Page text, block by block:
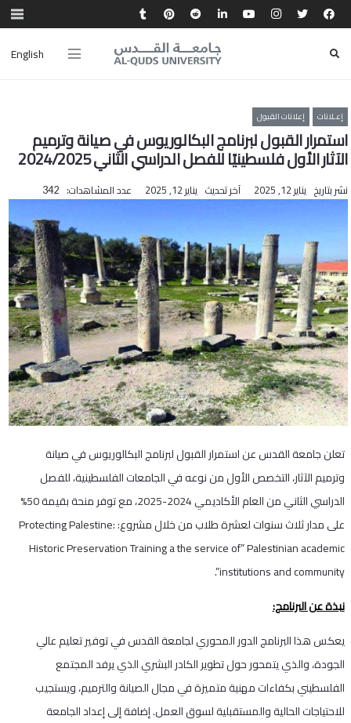
English
إعـلانات إعلانات القبول
استمرار القبول لبرنامج البكالوريوس في صيانة وترميم
الآثار الأول فلسطينيًا للفصل الدراسي الثاني 2024/2025
نشر بتاريخ يناير 12, 2025 آخر تحديث يناير 12, 2025 عدد المشاهدات: 342
تعلن جامعة القدس عن استمرار القبول لبرنامج البكالوريوس في صيانة
وترميم الآثار، التخصص الأول من نوعه في الجامعات الفلسطينية، للفصل
الدراسي الثاني من العام الأكاديمي 2024-2025، مع توفر منحة بقيمة 50%
على مدار ثلاث سنوات لعشرة طلاب من خلال مشروع: Protecting Palestine:
Historic Preservation Training a the service of” Palestinian academic
institutions and community”.
نبذة عن البرنامج:
يعكس هذا البرنامج الدور المحوري لجامعة القدس في توفير تعليم عالي
الجودة، والذي يتمحور حول تطوير الكادر البشري الذي يرفد المجتمع
الفلسطيني بكفاءات مهنية متميزة في مجال الصيانة والترميم، ويستجيب
للاحتياجات الحالية والمستقبلية لسوق العمل. إضافة إلى إعداد الجامعة